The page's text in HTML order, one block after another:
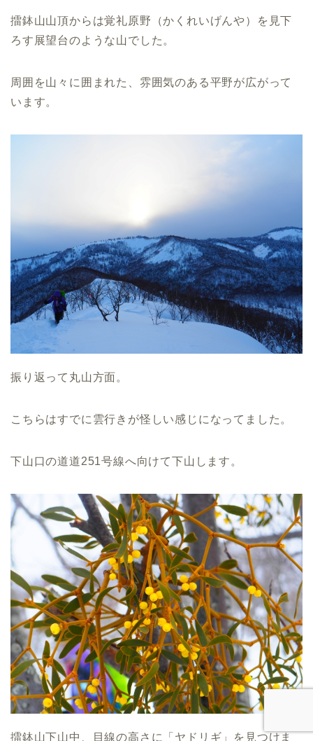
擂鉢山山頂からは覚礼原野（かくれいげんや）を見下
ろす展望台のような山でした。
周囲を山々に囲まれた、雰囲気のある平野が広がって
います。
振り返って丸山方面。
こちらはすでに雲行きが怪しい感じになってました。
下山口の道道251号線へ向けて下山します。
擂鉢山下山中、目線の高さに「ヤドリギ」を見つけま